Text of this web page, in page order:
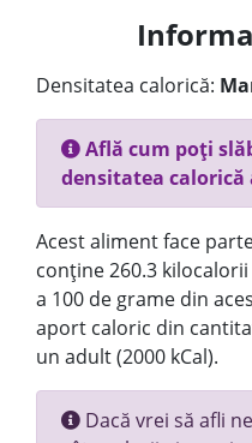
Densitatea calorică:
Află cum poți
densitatea
Acest aliment face
conține 260.3
a 100 de grame din
aport caloric din
un adult (2000 kCal).
Dacă vrei să afli